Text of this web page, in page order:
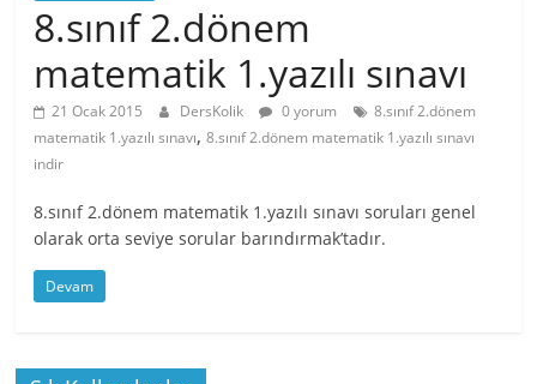
8.sınıf 2.dönem
matematik 1.yazılı sınavı
21 Ocak 2015 DersKolik 0 yorum
8.sınıf 2.dönem
matematik 1.yazılı sınavı,8.sınıf 2.dönem matematik 1.yazılı sınavı
indir
8.sınıf 2.dönem matematik 1.yazılı sınavı soruları genel
olarak orta seviye sorular barındırmak’tadır.
Devam